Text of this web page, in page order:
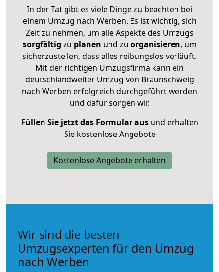
In der Tat gibt es viele Dinge zu beachten bei
einem Umzug nach Werben. Es ist wichtig, sich
Zeit zu nehmen, um alle Aspekte des Umzugs
sorgfältig zu planen und zu organisieren, um
sicherzustellen, dass alles reibungslos verläuft.
Mit der richtigen Umzugsfirma kann ein
deutschlandweiter Umzug von Braunschweig
nach Werben erfolgreich durchgeführt werden
und dafür sorgen wir.
Füllen Sie jetzt das Formular ausund erhalten
Sie kostenlose Angebote
Kostenlose Angebote erhalten
Wir sind die besten
Umzugsexperten für den Umzug
nach Werben